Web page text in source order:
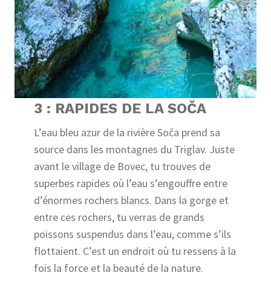
3 : RAPIDES DE LA SOČA
L’eau bleu azur de la rivière Soča prend sa
source dans les montagnes du Triglav. Juste
avant le village de Bovec, tu trouves de
superbes rapides où l’eau s’engouffre entre
d’énormes rochers blancs. Dans la gorge et
entre ces rochers, tu verras de grands
poissons suspendus dans l’eau, comme s’ils
flottaient. C’est un endroit où tu ressens à la
fois la force et la beauté de la nature.